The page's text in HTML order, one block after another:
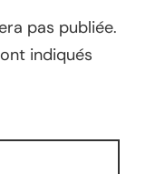
pas publiée.
indiqués